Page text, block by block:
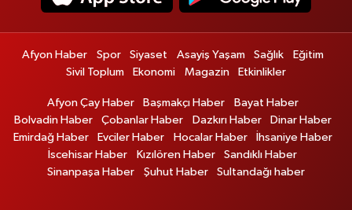
Afyon Haber Spor Siyaset Asayiş Yaşam Sağlık
Eğitim
Sivil Toplum
Ekonomi Magazin Etkinlikler
Afyon Çay Haber Başmakçı Haber
Bayat Haber
Bolvadin Haber
Çobanlar Haber Dazkırı Haber
Dinar Haber
Emirdağ Haber
Evciler Haber Hocalar Haber
İhsaniye Haber
İscehisar Haber
Kızılören Haber
Sandıklı Haber
Sinanpaşa Haber
Şuhut Haber Sultandağı haber